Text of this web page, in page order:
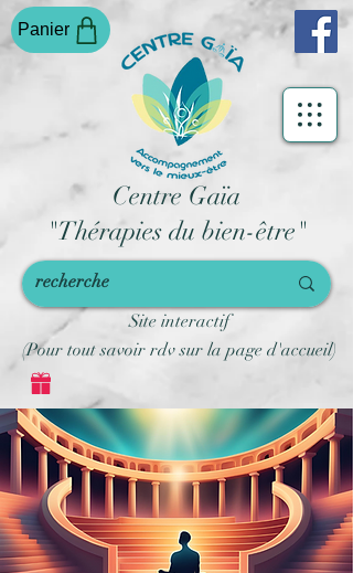
Centre Gaïa
"Thérapies du bien-être"
Panier
Site interactif
(Pour tout savoir rdv sur la page d'accueil)